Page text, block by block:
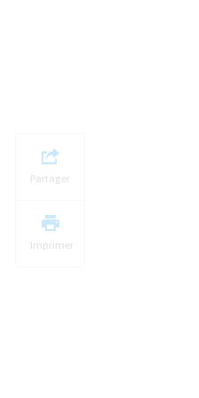
Partager
Imprimer